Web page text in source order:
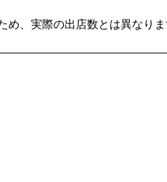
め、実際の出店数とは異なり